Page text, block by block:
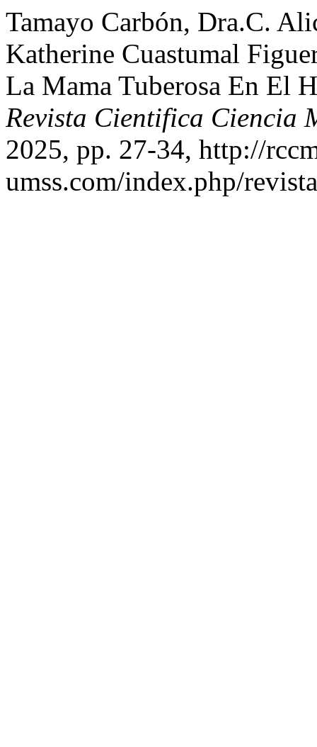
Tamayo Carbón, Dra.C.
Katherine Cuastumal
La Mama Tuberosa En El
Revista Cientifica Ciencia
2025, pp. 27-34, http://
umss.com/index.php/